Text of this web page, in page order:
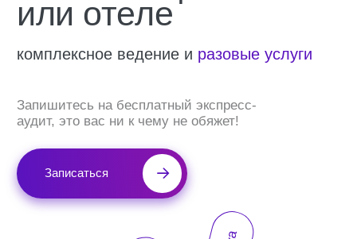
Записаться
Геомаркетинг
Анализ рынкаАутсорсинг маркетинга
SMM в отеле Анализ базы клиентов
Маркетинговая стратегия Анализ рынка
Анализ цифрового следа
Аудит маркетинга
Запишитесь на бесплатный экспресс-
аудит, это вас ни к чему не обяжет!